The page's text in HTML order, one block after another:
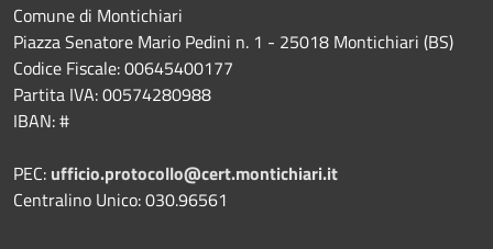
Comune di Montichiari
Piazza Senatore Mario Pedini n. 1 - 25018 Montichiari (BS)
Codice Fiscale: 00645400177
Partita IVA: 00574280988
IBAN: #
PEC: ufficio.protocollo@cert.montichiari.it
Centralino Unico: 030.96561